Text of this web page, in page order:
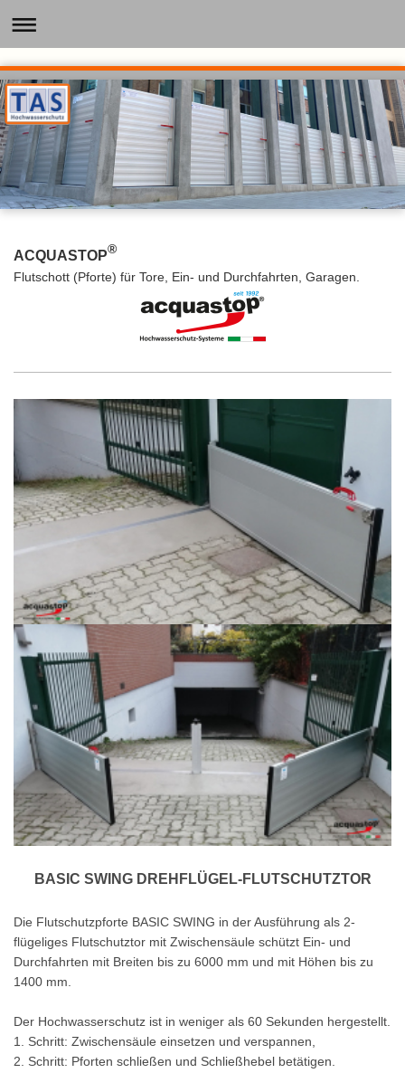
ACQUASTOP®
Flutschott (Pforte) für Tore, Ein- und Durchfahrten, Garagen.
BASIC SWING DREHFLÜGEL-FLUTSCHUTZTOR
Die Flutschutzpforte BASIC SWING in der Ausführung als 2-
flügeliges Flutschutztor mit Zwischensäule schützt Ein- und
Durchfahrten mit Breiten bis zu 6000 mm und mit Höhen bis zu
1400 mm.
Der Hochwasserschutz ist in weniger als 60 Sekunden hergestellt.
1. Schritt: Zwischensäule einsetzen und verspannen,
2. Schritt: Pforten schließen und Schließhebel betätigen.